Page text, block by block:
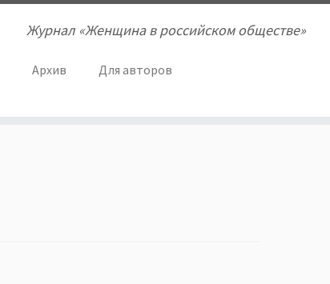
Журнал «Женщина в российском обществе»
Архив
Для авторов